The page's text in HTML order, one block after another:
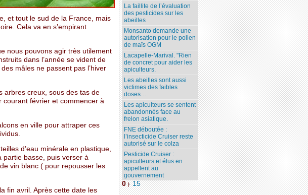
et tout le sud de la France, mais
Cela va en s’empirant
nous pouvons agir très utilement
dans l’année se vident de
mâles ne passent pas l’hiver
arbres creux, sous des tas de
février et commencer à
en ville pour attraper ces
d’eau minérale en plastique,
partie basse, puis verser à
vin blanc ( pour repousser les
fin avril. Après cette date les
La faillite de l’évaluation
des pesticides sur les
abeilles
Monsanto demande une
autorisation pour le pollen
de maïs OGM
Lacapelle-Marival. "Rien
de concret pour aider les
apiculteurs.
Les abeilles sont aussi
victimes des faibles
doses…
Les apiculteurs se sentent
abandonnés face au
frelon asiatique.
FNE déboutée :
l’insecticide Cruiser reste
autorisé sur le colza
Pesticide Cruiser :
apiculteurs et élus en
appellent au
gouvernement
0 | 15